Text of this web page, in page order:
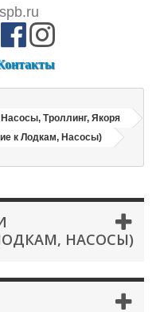
Троллинг, Якоря
к Лодкам, Насосы)
НАСОСЫ)